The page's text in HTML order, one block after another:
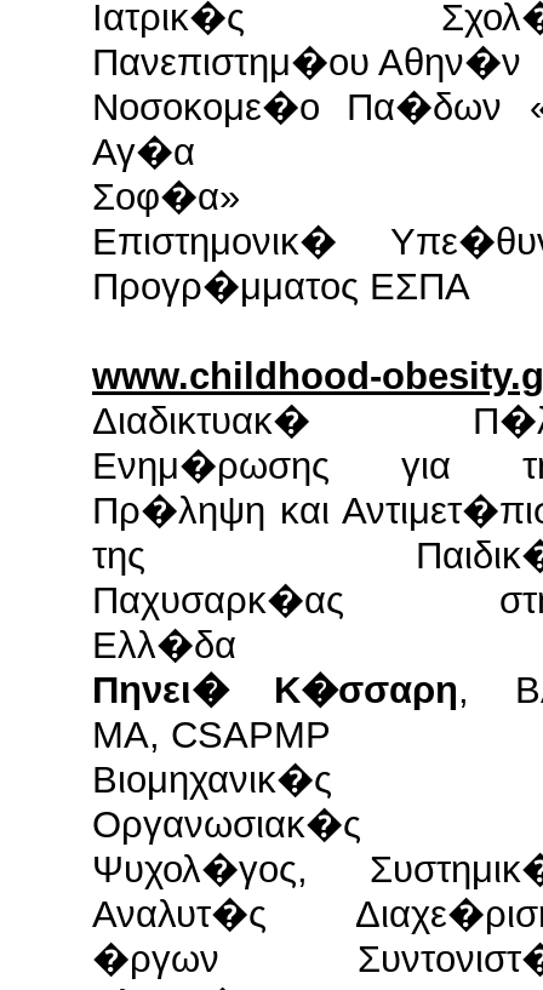
Ιατρικ�ς
Πανεπιστημ�ου Αθην�ν
Νοσοκομε�ο Πα�δων
Αγ�α
Σοφ�α»
Επιστημονικ�
Προγρ�μματος ΕΣΠΑ
www.childhood-
Διαδικτυακ�
Ενημ�ρωσης για
Πρ�ληψη και
της
Παχυσαρκ�ας
Ελλ�δα
Πηνει� Κ�σσαρη,
ΜΑ, CSAPMP
Οργανωσιακ�ς
Ψυχολ�γος,
Αναλυτ�ς
�ργων